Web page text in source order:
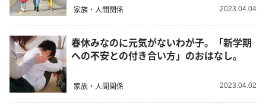
家族・人間関係 2023.04.04
春休みなのに元気がないわが子。「新学期
への不安との付き合い方」のおはなし。
家族・人間関係 2023.04.02